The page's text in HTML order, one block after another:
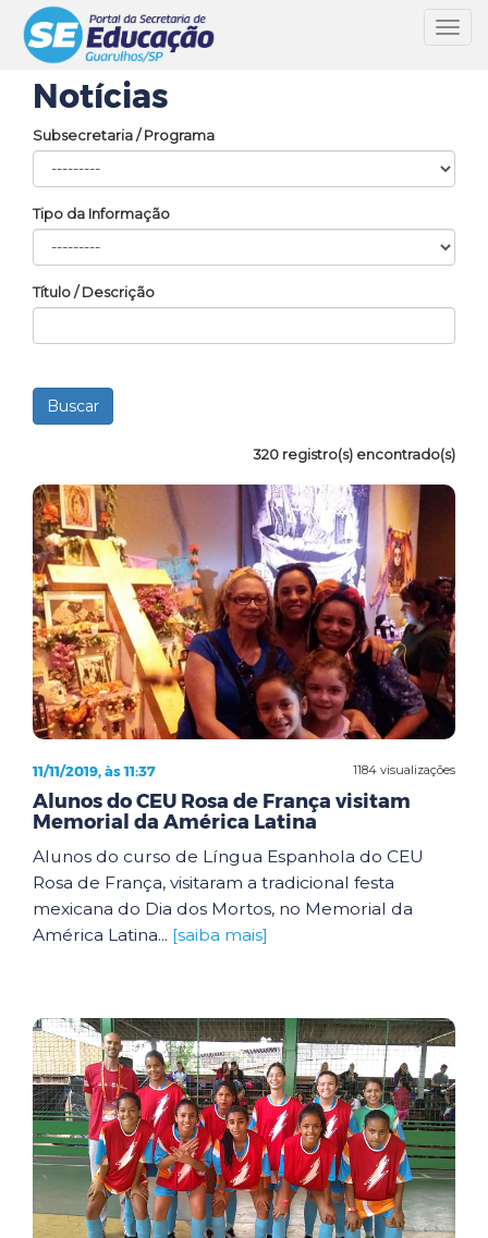
Notícias
Subsecretaria / Programa
Tipo da Informação
Título / Descrição
320 registro(s) encontrado(s)
1184 visualizações
11/11/2019, às 11:37
Alunos do CEU Rosa de França visitam
Memorial da América Latina
Alunos do curso de Língua Espanhola do CEU
Rosa de França, visitaram a tradicional festa
mexicana do Dia dos Mortos, no Memorial da
América Latina... [saiba mais]